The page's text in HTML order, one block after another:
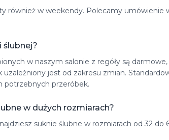
również w weekendy. Polecamy
ślubnej?
w naszym salonie z regóły są
jest od zakresu zmian.
potrzebnych przeróbek.
w dużych rozmiarach?
suknie ślubne w rozmiarach od 32